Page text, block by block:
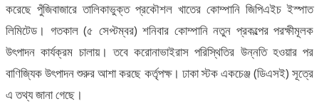
করেছে পুঁজিবাজারে তালিকাভুক্ত প্রকৌশল খাতের কোম্পানি জিপিএইচ ইস্পাত
লিমিটেড। গতকাল (৫ সেপ্টম্বর) শনিবার কোম্পানি নতুন প্রকল্পের পরক্ষীমূলক
উৎপাদন কার্যক্রম চালায়। তবে করোনাভাইরাস পরিস্থিতির উন্নতি হওয়ার পর
বাণিজ্যিক উৎপাদন শুরুর আশা করছে কর্তৃপক্ষ। ঢাকা স্টক একচেঞ্জ (ডিএসই) সূত্রে
এ তথ্য জানা গেছে।